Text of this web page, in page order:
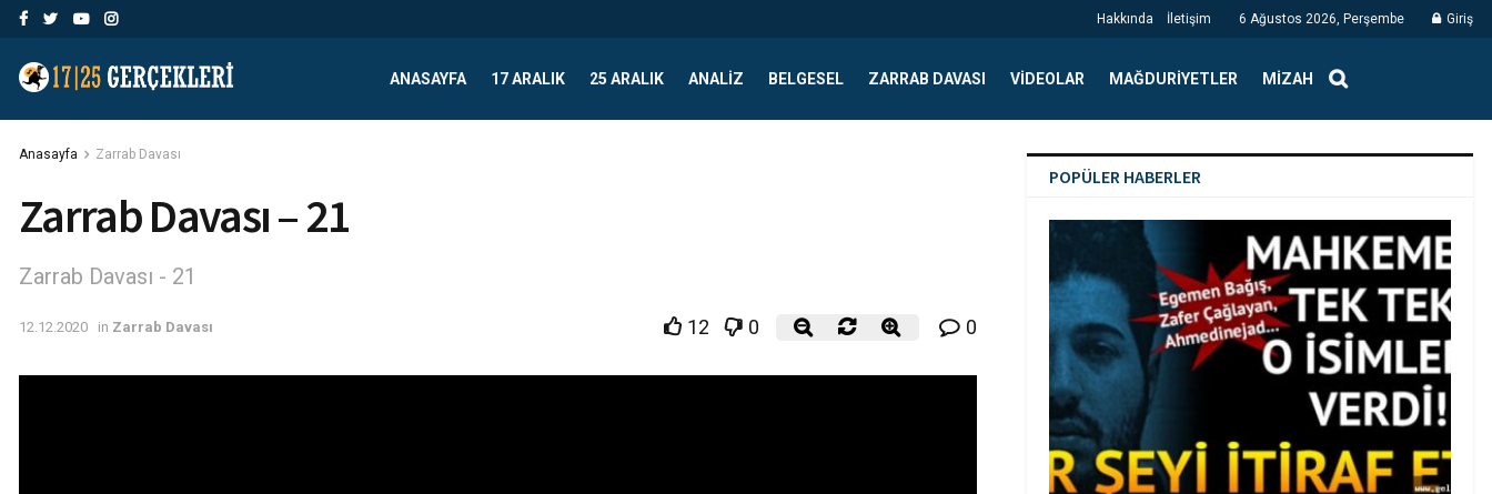
Hakkında İletişim 6 Ağustos 2026, Perşembe Giriş
ANASAYFA 17 ARALIK 25 ARALIK ANALIZ BELGESEL ZARRAB DAVASI VIDEOLAR MAĞDURIYETLER MIZAH
Anasayfa Zarrab Davası
Zarrab Davası – 21
Zarrab Davası - 21
12.12.2020 in Zarrab Davası 12 0 0
POPÜLER HABERLER